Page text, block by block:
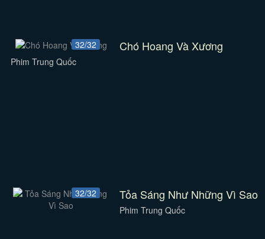
32/32 Chó Hoang Và Xương
Phim Trung Quốc
32/32 Tỏa Sáng Như Những Vì Sao
Phim Trung Quốc